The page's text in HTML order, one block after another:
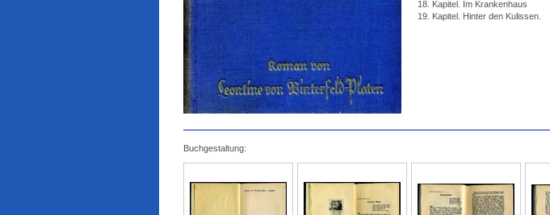
18. Kapitel. Im Krankenhaus
19. Kapitel. Hinter den Kulissen.
Buchgestaltung: